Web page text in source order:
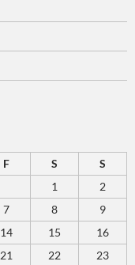
F S
S
1
2
7 8
9
14 15
16
21 22
23